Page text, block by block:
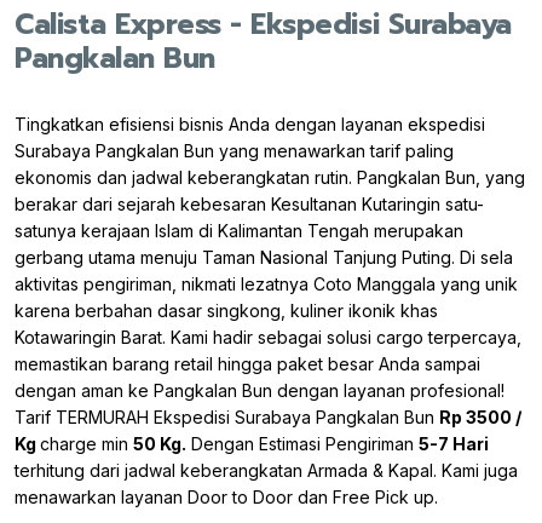
Calista Express - Ekspedisi Surabaya
Pangkalan Bun
Tingkatkan efisiensi bisnis Anda dengan layanan ekspedisi
Surabaya Pangkalan Bun yang menawarkan tarif paling
ekonomis dan jadwal keberangkatan rutin. Pangkalan Bun, yang
berakar dari sejarah kebesaran Kesultanan Kutaringin satu-
satunya kerajaan Islam di Kalimantan Tengah merupakan
gerbang utama menuju Taman Nasional Tanjung Puting. Di sela
aktivitas pengiriman, nikmati lezatnya Coto Manggala yang unik
karena berbahan dasar singkong, kuliner ikonik khas
Kotawaringin Barat. Kami hadir sebagai solusi cargo terpercaya,
memastikan barang retail hingga paket besar Anda sampai
dengan aman ke Pangkalan Bun dengan layanan profesional!
Tarif TERMURAH Ekspedisi Surabaya Pangkalan Bun Rp 3500 /
Kg charge min 50 Kg. Dengan Estimasi Pengiriman 5-7 Hari
terhitung dari jadwal keberangkatan Armada & Kapal. Kami juga
menawarkan layanan Door to Door dan Free Pick up.